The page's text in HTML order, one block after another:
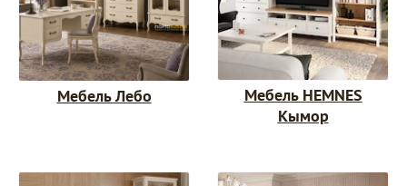
Мебель Лебо
Мебель HEMNES
Кымор